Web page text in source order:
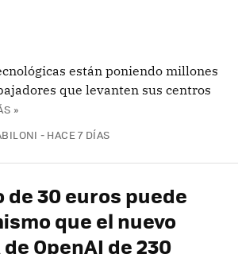
están poniendo millones
que levanten sus centros
»
HACE 7 DÍAS
30 euros puede
que el nuevo
OpenAI de 230